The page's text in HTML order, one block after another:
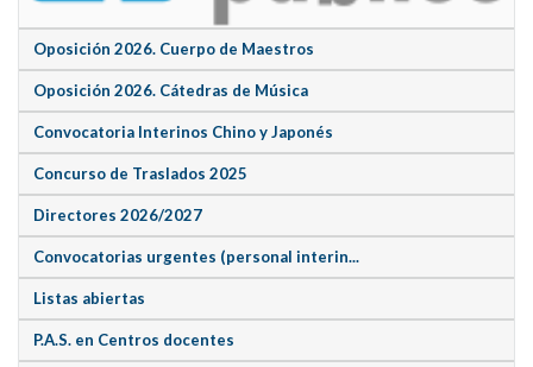
Oposición 2026. Cuerpo de Maestros
Oposición 2026. Cátedras de Música
Convocatoria Interinos Chino y Japonés
Concurso de Traslados 2025
Directores 2026/2027
Convocatorias urgentes (personal interin...
Listas abiertas
P.A.S. en Centros docentes